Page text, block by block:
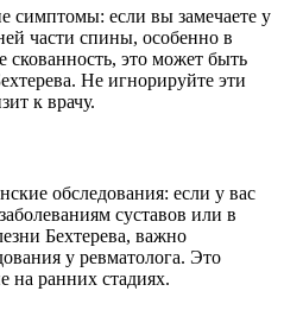
симптомы: если вы замечаете у
части спины, особенно в
это может быть
Не игнорируйте эти
к врачу.
обследования: если у вас
суставов или в
Бехтерева, важно
у ревматолога. Это
на ранних стадиях.